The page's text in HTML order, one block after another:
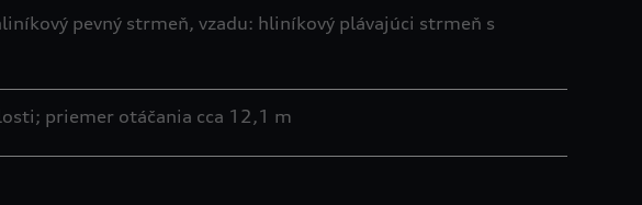
pevný strmeň, vzadu: hliníkový plávajúci strmeň s
priemer otáčania cca 12,1 m